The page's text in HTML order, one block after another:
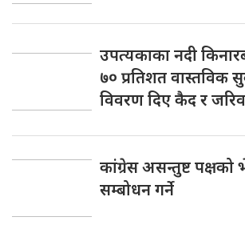
उपत्यकाका नदी
७० प्रतिशत वास्तविक
विवरण दिए कैद र
कांग्रेस असन्तुष्ट
सम्बोधन गर्ने